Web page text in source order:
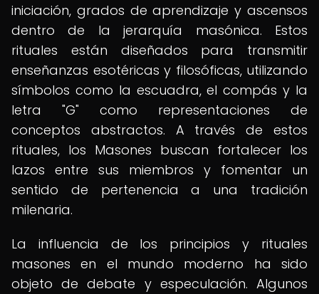
iniciación, grados de aprendizaje y ascensos
dentro de la jerarquía masónica. Estos
rituales están diseñados para transmitir
enseñanzas esotéricas y filosóficas, utilizando
símbolos como la escuadra, el compás y la
letra "G" como representaciones de
conceptos abstractos. A través de estos
rituales, los Masones buscan fortalecer los
lazos entre sus miembros y fomentar un
sentido de pertenencia a una tradición
milenaria.
La influencia de los principios y rituales
masones en el mundo moderno ha sido
objeto de debate y especulación. Algunos